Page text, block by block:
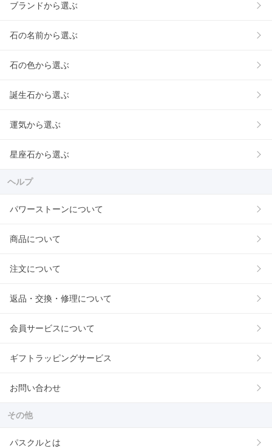
ブランドから選ぶ
石の名前から選ぶ
石の色から選ぶ
誕生石から選ぶ
運気から選ぶ
星座石から選ぶ
ヘルプ
パワーストーンについて
商品について
注文について
返品・交換・修理について
会員サービスについて
ギフトラッピングサービス
お問い合わせ
その他
パスクルとは